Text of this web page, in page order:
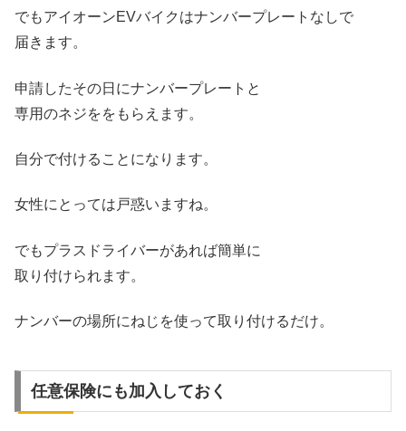
でもアイオーンEVバイクはナンバープレートなしで
届きます。
申請したその日にナンバープレートと
専用のネジををもらえます。
自分で付けることになります。
女性にとっては戸惑いますね。
でもプラスドライバーがあれば簡単に
取り付けられます。
ナンバーの場所にねじを使って取り付けるだけ。
任意保険にも加入しておく